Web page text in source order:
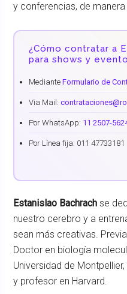
y conferencias, de
¿Cómo contratar a
para shows y
Mediante Formulario de
Via Mail:
Por WhatsApp: 11 2507-
Por Línea fija: 011 47733181
Estanislao Bachrach se
nuestro cerebro y a
sean más creativas.
Doctor en biología
Universidad de
y profesor en Harvard.